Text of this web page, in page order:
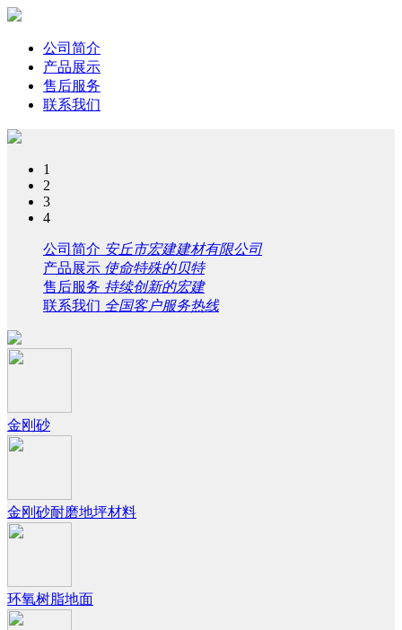
公司简介
产品展示
售后服务
联系我们
1
2
3
4
公司简介 安丘市宏建建材有限公司
产品展示 使命特殊的贝特
售后服务 持续创新的宏建
联系我们 全国客户服务热线
金刚砂
金刚砂耐磨地坪材料
环氧树脂地面